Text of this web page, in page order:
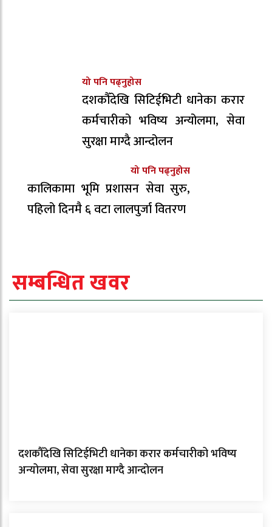
यो पनि पढ्नुहोस
दशकौँदेखि सिटिईभिटी धानेका करार
कर्मचारीको भविष्य अन्योलमा, सेवा
सुरक्षा माग्दै आन्दोलन
यो पनि पढ्नुहोस
कालिकामा भूमि प्रशासन सेवा सुरु,
पहिलो दिनमै ६ वटा लालपुर्जा वितरण
सम्बन्धित खवर
दशकौँदेखि सिटिईभिटी धानेका करार कर्मचारीको भविष्य
अन्योलमा, सेवा सुरक्षा माग्दै आन्दोलन